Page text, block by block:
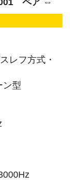
レフ方式・
ン型